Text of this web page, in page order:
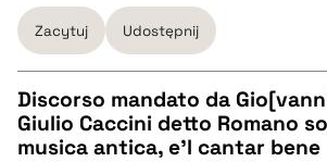
pobierz cytat
Zacytuj Udostępnij
CZYSTY TEKST
Discorso mandato da
Giulio Caccini detto Romano
musica antica, e'l cantar bene